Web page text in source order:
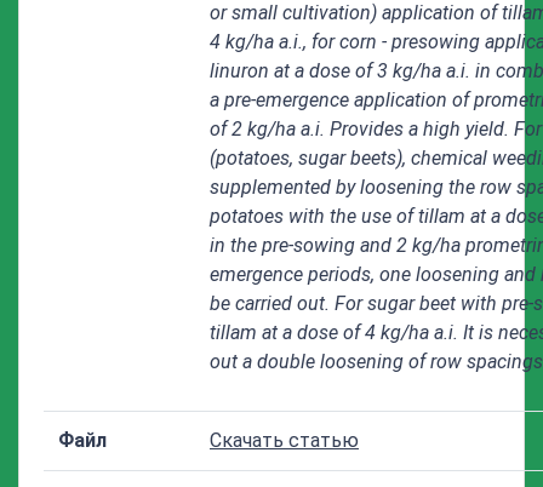
or small cultivation) application of
4 kg/ha a.i., for corn - presowing
linuron at a dose of 3 kg/ha a.i. in
a pre-emergence application of
of 2 kg/ha a.i. Provides a high yield.
(potatoes, sugar beets), chemical
supplemented by loosening the row
potatoes with the use of tillam at a
in the pre-sowing and 2 kg/ha
emergence periods, one loosening
be carried out. For sugar beet with pre-
tillam at a dose of 4 kg/ha a.i. It is
out a double loosening of row
Файл Скачать статью